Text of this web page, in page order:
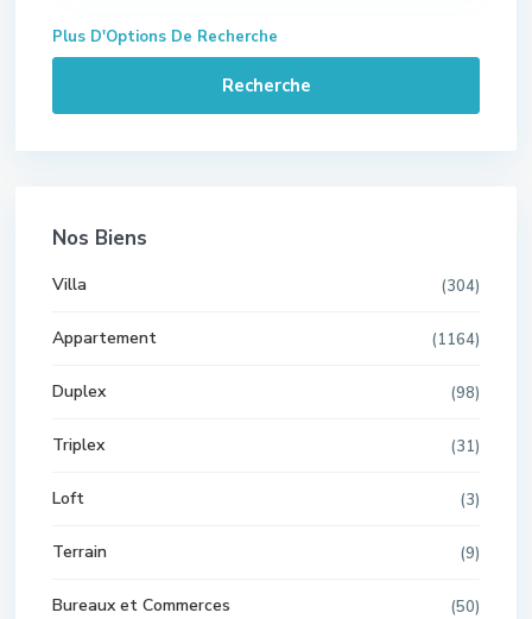
Plus D'Options De Recherche
Recherche
Nos Biens
Villa (304)
Appartement (1164)
Duplex (98)
Triplex (31)
Loft (3)
Terrain (9)
Bureaux et Commerces (50)